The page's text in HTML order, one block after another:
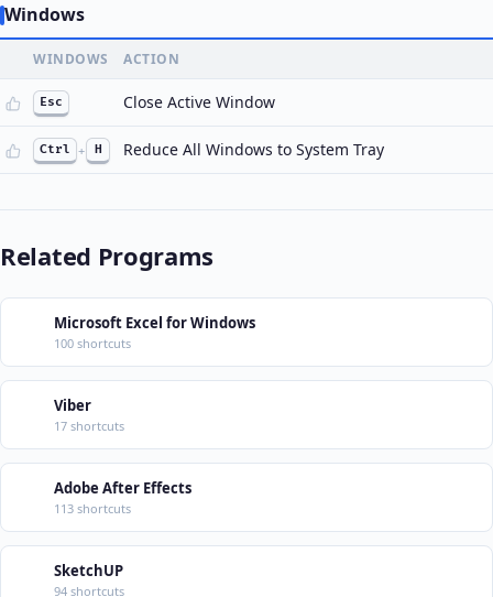
Windows
WINDOWS ACTION
Esc Close Active Window
Ctrl + H Reduce All Windows to System Tray
Related Programs
Microsoft Excel for Windows
100 shortcuts
Viber
17 shortcuts
Adobe After Effects
113 shortcuts
SketchUP
94 shortcuts